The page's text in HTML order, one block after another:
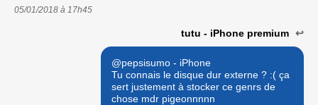
05/01/2018 à 17h45
tutu - iPhone premium ↩
@pepsisumo - iPhone
Tu connais le disque dur externe ? :( ça
sert justement à stocker ce genrs de
chose mdr pigeonnnnn